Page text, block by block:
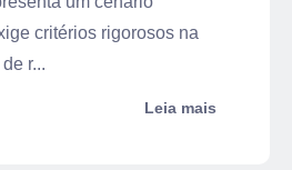
critérios rigorosos na
r...
Leia mais